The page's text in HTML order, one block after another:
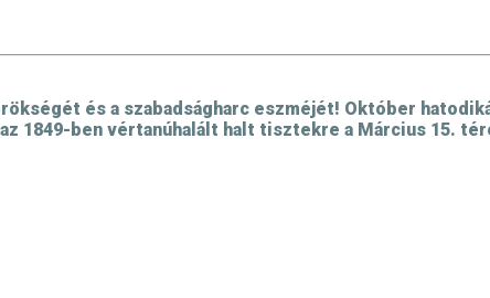
és a szabadságharc eszméjét! Október
1849-ben vértanúhalált halt tisztekre a Március 15.